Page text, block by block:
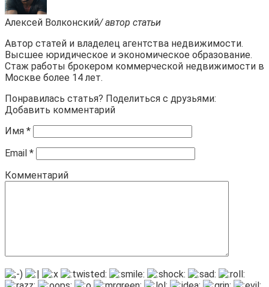
Алексей Волконский/ автор статьи
Автор статей и владелец агентства недвижимости.
Высшее юридическое и экономическое образование.
Стаж работы брокером коммерческой недвижимости в
Москве более 14 лет.
Понравилась статья? Поделиться с друзьями:
Добавить комментарий
Имя *
Email *
Комментарий